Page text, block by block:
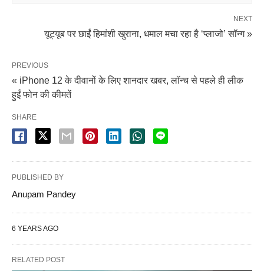
NEXT
यूट्यूब पर छाईं हिमांशी खुराना, धमाल मचा रहा है ‘प्लाजो’ सॉन्ग »
PREVIOUS
« iPhone 12 के दीवानों के लिए शानदार खबर, लॉन्च से पहले ही लीक
हुईं फोन की कीमतें
SHARE
PUBLISHED BY
Anupam Pandey
6 YEARS AGO
RELATED POST